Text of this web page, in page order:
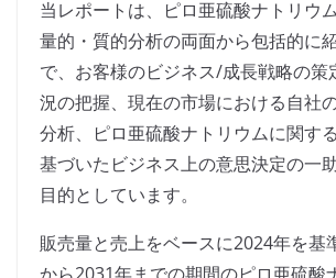
当レポートは、ピロ亜硫酸ナトリウ
量的・質的分析の両面から包括的に
で、お客様のビジネス/成長戦略の策
況の把握、現在の市場における自社
分析、ピロ亜硫酸ナトリウムに関す
基づいたビジネス上の意思決定の一
目的としています。
販売量と売上をベースに2024年を基